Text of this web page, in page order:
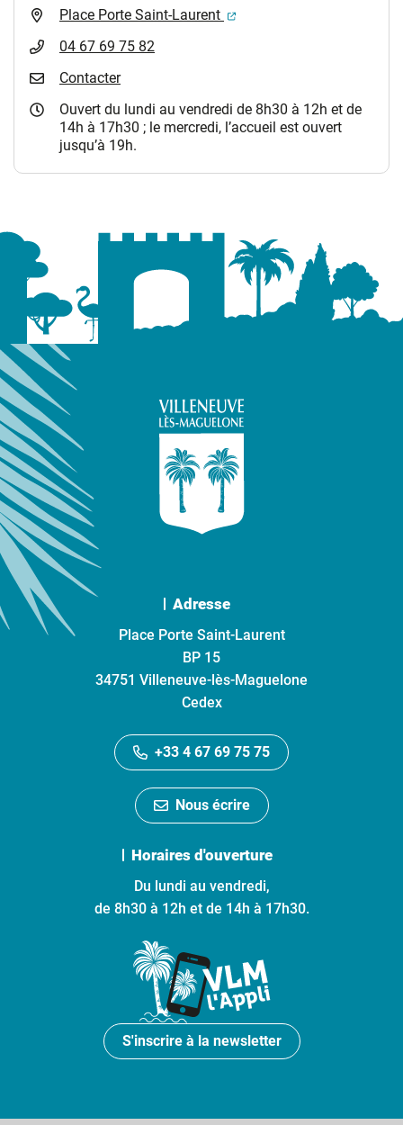
Place Porte Saint-Laurent
(ouverture dans un
04 67 69 75 82
Contacter
Ouvert du lundi au vendredi de 8h30 à 12h et de
14h à 17h30 ; le mercredi, l’accueil est ouvert
jusqu’à 19h.
Adresse
Place Porte Saint-Laurent
BP 15
34751 Villeneuve-lès-Maguelone
Cedex
+33 4 67 69 75 75
Nous écrire
Horaires d'ouverture
Du lundi au vendredi,
de 8h30 à 12h et de 14h à 17h30.
S'inscrire à la newsletter